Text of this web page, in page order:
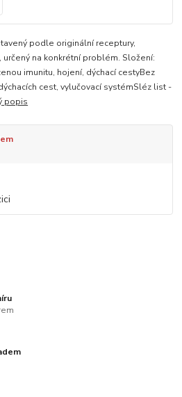
podle originální receptury,
určený na konkrétní problém. Složení:
imunitu, hojení, dýchací cestyBez
cest, vylučovací systémSléz list -
popis